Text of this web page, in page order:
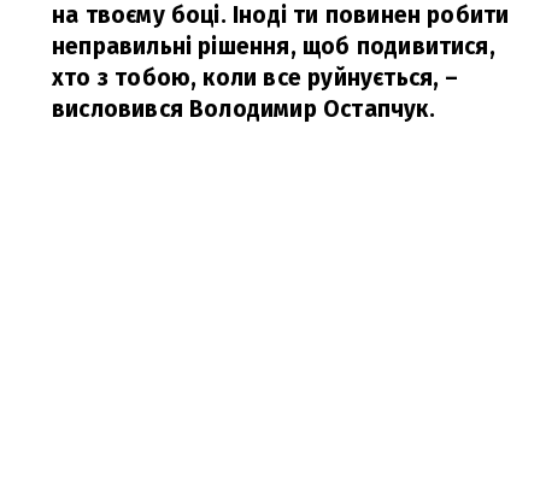
на твоєму боці. Іноді ти повинен робити
неправильні рішення, щоб подивитися,
хто з тобою, коли все руйнується, –
висловився Володимир Остапчук.